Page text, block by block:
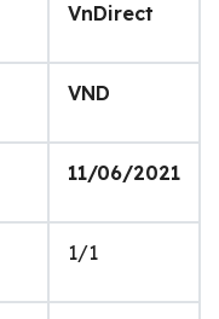
VnDirect
VND
11/06/2021
1/1